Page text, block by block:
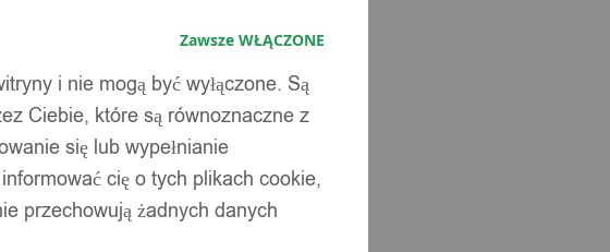
Zawsze WŁĄCZONE
i nie mogą być wyłączone. Są
Ciebie, które są równoznaczne z
się lub wypełnianie
cię o tych plikach cookie,
przechowują żadnych danych